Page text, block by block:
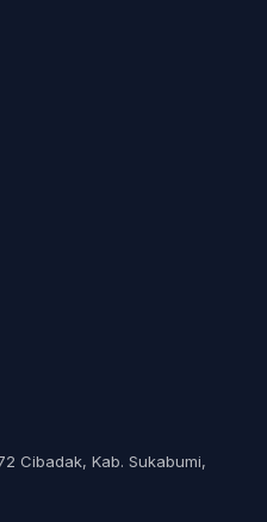
Cibadak, Kab. Sukabumi,